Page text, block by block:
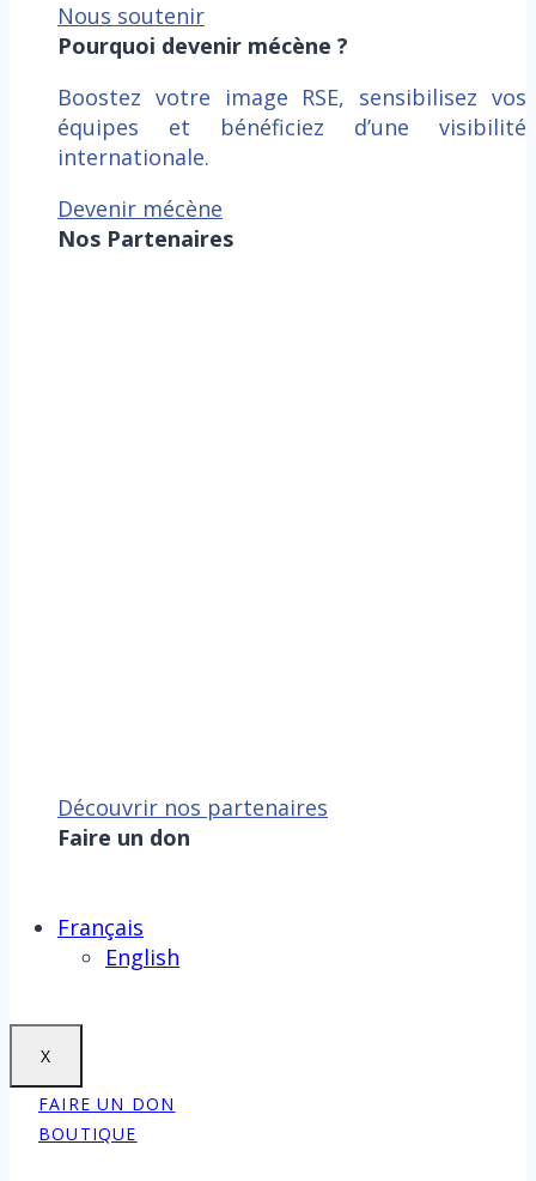
Nous soutenir
Pourquoi devenir mécène ?
Boostez votre image RSE, sensibilisez vos
équipes et bénéficiez d’une visibilité
internationale.
Devenir mécène
Nos Partenaires
Découvrir nos partenaires
Faire un don
Français
English
X
FAIRE UN DON
BOUTIQUE